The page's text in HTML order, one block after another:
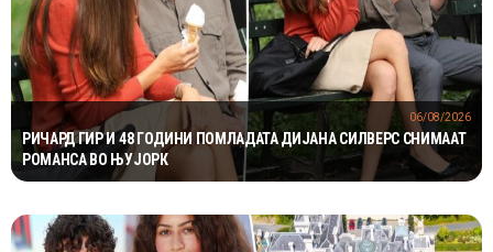
РИЧАРД ГИР И 48 ГОДИНИ ПОМЛАДАТА ДИЈАНА СИЛВЕРС СНИМААТ
РОМАНСА ВО ЊУЈОРК
06/08/2026